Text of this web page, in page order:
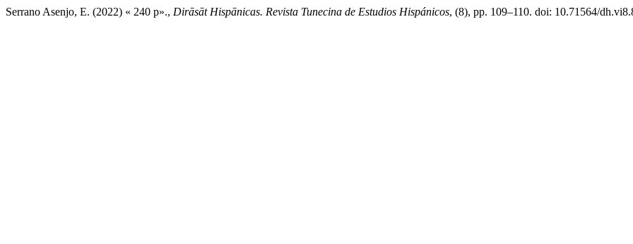
Serrano Asenjo, E. (2022) « 240 p»., Dirāsāt Hispānicas. Revista Tunecina de Estudios Hispánicos, (8), pp. 109–110. doi: 10.71564/